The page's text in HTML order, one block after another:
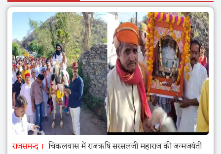
राजसमन्द
चिकलवास में राजऋषि सरसलजी महाराज की जन्मजयंती